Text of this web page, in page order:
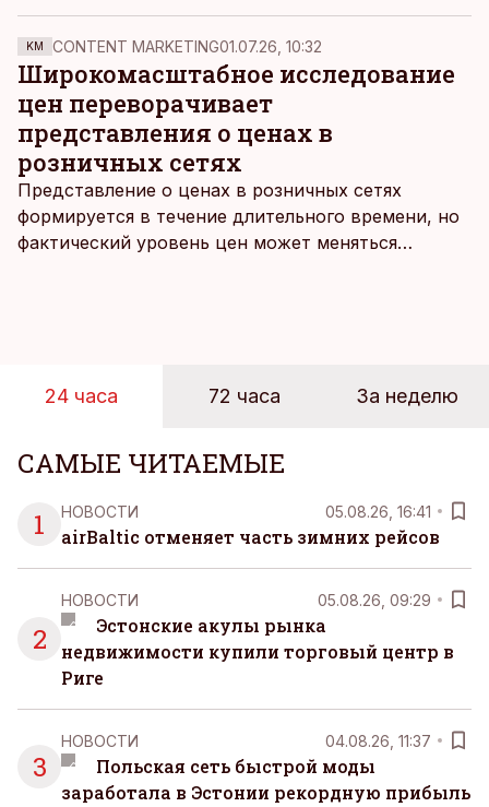
на учреждения здравоохранения.
KM CONTENT MARKETING01.07.26, 10:32
Широкомасштабное исследование
цен переворачивает
представления о ценах в
розничных сетях
Представление о ценах в розничных сетях
формируется в течение длительного времени, но
фактический уровень цен может меняться
24 часа 72 часа За неделю
САМЫЕ ЧИТАЕМЫЕ
1
НОВОСТИ 05.08.26, 16:41
airBaltic отменяет часть зимних рейсов
2
НОВОСТИ 05.08.26, 09:29
Эстонские акулы рынка
недвижимости купили торговый центр в
Риге
3
НОВОСТИ 04.08.26, 11:37
Польская сеть быстрой моды
заработала в Эстонии рекордную прибыль